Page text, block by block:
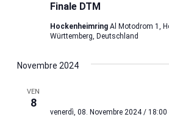
Finale DTM
Hockenheimring Al Motodrom 1,
Württemberg, Deutschland
Novembre 2024
VEN
8
venerdì, 08. Novembre 2024 / 18:00